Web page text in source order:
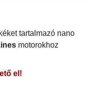
tartalmazó nano
motorokhoz
el!